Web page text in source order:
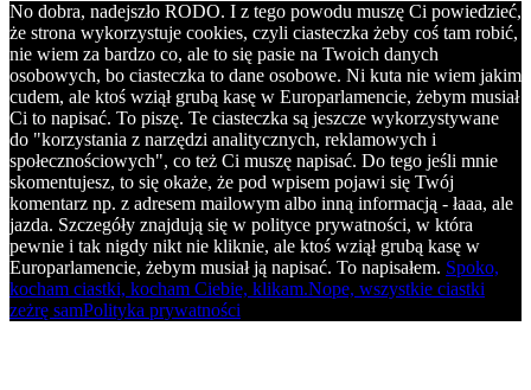
No dobra, nadejszło RODO. I z tego powodu muszę Ci powiedzieć,
że strona wykorzystuje cookies, czyli ciasteczka żeby coś tam robić,
nie wiem za bardzo co, ale to się pasie na Twoich danych
osobowych, bo ciasteczka to dane osobowe. Ni kuta nie wiem jakim
cudem, ale ktoś wziął grubą kasę w Europarlamencie, żebym musiał
Ci to napisać. To piszę. Te ciasteczka są jeszcze wykorzystywane
do "korzystania z narzędzi analitycznych, reklamowych i
społecznościowych", co też Ci muszę napisać. Do tego jeśli mnie
skomentujesz, to się okaże, że pod wpisem pojawi się Twój
komentarz np. z adresem mailowym albo inną informacją - łaaa, ale
jazda. Szczegóły znajdują się w polityce prywatności, w która
pewnie i tak nigdy nikt nie kliknie, ale ktoś wziął grubą kasę w
Europarlamencie, żebym musiał ją napisać. To napisałem. Spoko,
kocham ciastki, kocham Ciebie, klikam.Nope, wszystkie ciastki
zeżrę samPolityka prywatności